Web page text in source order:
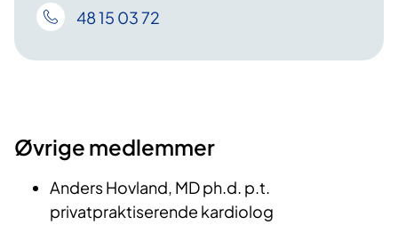
48 15 03 72
Øvrige medlem​​mer
​Anders Hovland, MD ph.d. p.t.
privatpraktiserende kardiolog